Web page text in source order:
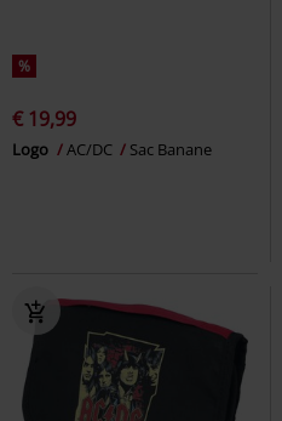
%
€ 19,99
Logo AC/DC Sac Banane